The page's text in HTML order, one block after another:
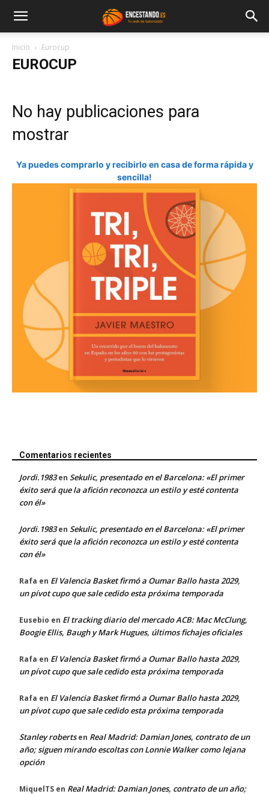
Inicio Eurocup
EUROCUP
No hay publicaciones para
mostrar
Ya puedes comprarlo y recibirlo en casa de forma rápida y
sencilla!
Comentarios recientes
Jordi.1983en Sekulic, presentado en el Barcelona: «El primer
éxito será que la afición reconozca un estilo y esté contenta
con él»
Jordi.1983en Sekulic, presentado en el Barcelona: «El primer
éxito será que la afición reconozca un estilo y esté contenta
con él»
Rafa en El Valencia Basket firmó a Oumar Ballo hasta 2029,
un pívot cupo que sale cedido esta próxima temporada
Eusebio en El tracking diario del mercado ACB: Mac McClung,
Boogie Ellis, Baugh y Mark Hugues, últimos fichajes oficiales
Rafa en El Valencia Basket firmó a Oumar Ballo hasta 2029,
un pívot cupo que sale cedido esta próxima temporada
Rafa en El Valencia Basket firmó a Oumar Ballo hasta 2029,
un pívot cupo que sale cedido esta próxima temporada
Stanley robertsen Real Madrid: Damian Jones, contrato de un
año; siguen mirando escoltas con Lonnie Walker como lejana
opción
MiquelTS en Real Madrid: Damian Jones, contrato de un año;